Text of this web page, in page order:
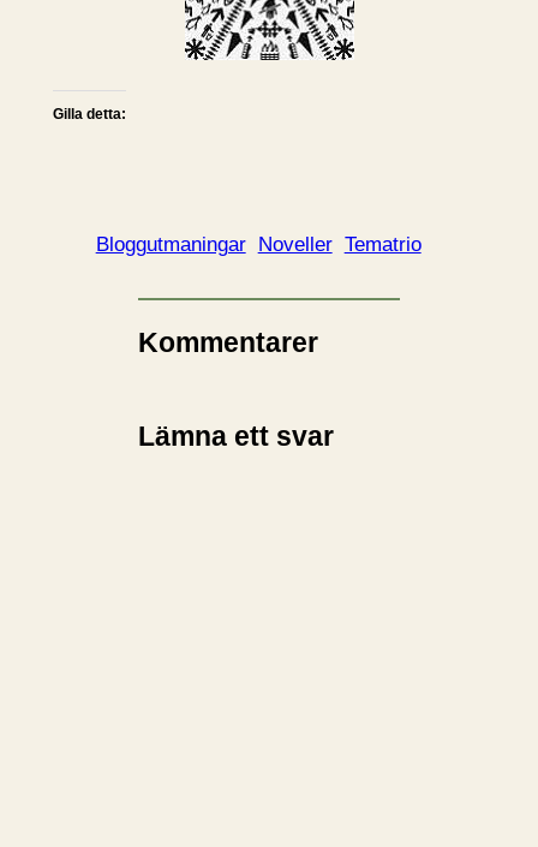
Gilla detta:
Bloggutmaningar Noveller Tematrio
Kommentarer
Lämna ett svar